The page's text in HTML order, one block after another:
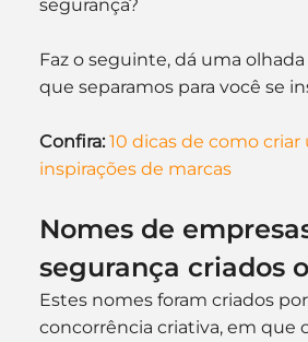
segurança?
Faz o seguinte, dá uma
que separamos para você se
Confira: 10 dicas de como
inspirações de marcas
Nomes de
segurança criados
Estes nomes foram criados
concorrência criativa, em que